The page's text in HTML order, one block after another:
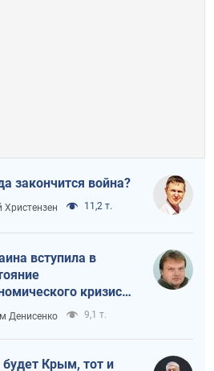
закончится война?
11,2 т.
вступила в
кризиса.
ли свет в конце
Денисенко 9,1 т.
Крым, тот и